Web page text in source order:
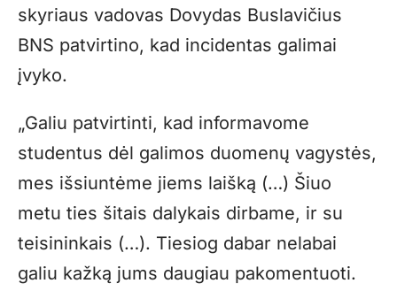
skyriaus vadovas Dovydas Buslavičius
BNS patvirtino, kad incidentas galimai
įvyko.
„Galiu patvirtinti, kad informavome
studentus dėl galimos duomenų vagystės,
mes išsiuntėme jiems laišką (…) Šiuo
metu ties šitais dalykais dirbame, ir su
teisininkais (…). Tiesiog dabar nelabai
galiu kažką jums daugiau pakomentuoti.